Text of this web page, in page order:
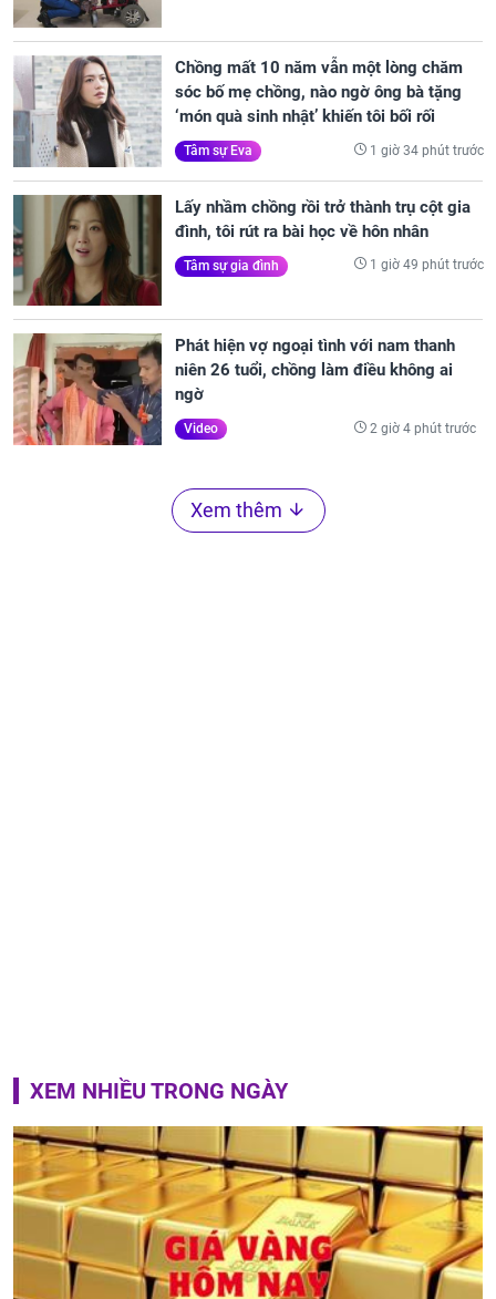
Chồng mất 10 năm vẫn một lòng chăm
sóc bố mẹ chồng, nào ngờ ông bà tặng
‘món quà sinh nhật’ khiến tôi bối rối
Tâm sự Eva 1 giờ 34 phút trước
Lấy nhầm chồng rồi trở thành trụ cột gia
đình, tôi rút ra bài học về hôn nhân
Tâm sự gia đình 1 giờ 49 phút trước
Phát hiện vợ ngoại tình với nam thanh
niên 26 tuổi, chồng làm điều không ai
ngờ
Video 2 giờ 4 phút trước
Xem thêm
XEM NHIỀU TRONG NGÀY